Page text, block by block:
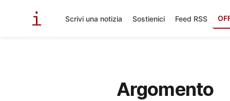
Scrivi una notizia Sostienici Feed RSS
Argomento